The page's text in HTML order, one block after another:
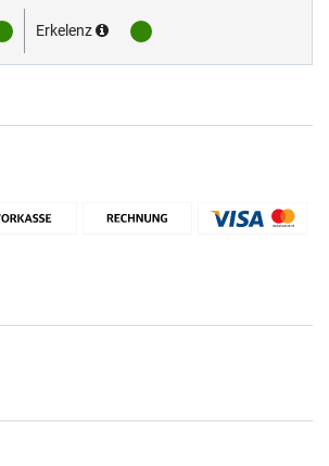
Erkelenz